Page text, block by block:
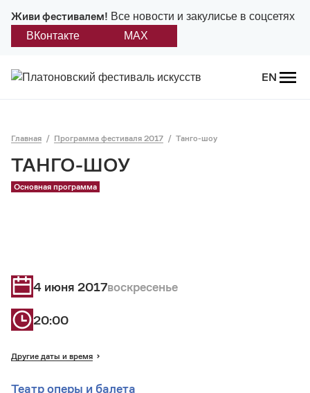
Живи фестивалем! Все новости и закулисье в соцсетях
ВКонтакте
MAX
EN
Назад
Платонов
Положение о фестивале
Главная Программа фестиваля 2017 Танго-шоу
ТАНГО-ШОУ
Основная программа
4 июня 2017воскресенье
20:00
Другие даты и время
Театр оперы и балета